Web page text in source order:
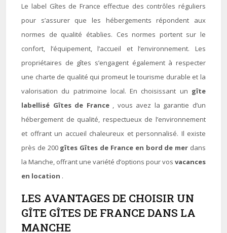
Le label Gîtes de France effectue des contrôles réguliers
pour s’assurer que les hébergements répondent aux
normes de qualité établies. Ces normes portent sur le
confort, l’équipement, l’accueil et l’environnement. Les
propriétaires de gîtes s’engagent également à respecter
une charte de qualité qui promeut le tourisme durable et la
valorisation du patrimoine local. En choisissant un gîte
labellisé Gîtes de France , vous avez la garantie d’un
hébergement de qualité, respectueux de l’environnement
et offrant un accueil chaleureux et personnalisé. Il existe
près de 200 gîtes Gîtes de France en bord de mer dans
la Manche, offrant une variété d’options pour vos vacances
en location .
LES AVANTAGES DE CHOISIR UN
GÎTE GÎTES DE FRANCE DANS LA
MANCHE